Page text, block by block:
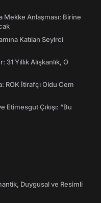
Mekke Anlaşması: Birine
Katılan Seyirci
Yıllık Alışkanlık, O
ROK İtirafçı Oldu Cem
Çıkışı: “Bu
Duygusal ve Resimli